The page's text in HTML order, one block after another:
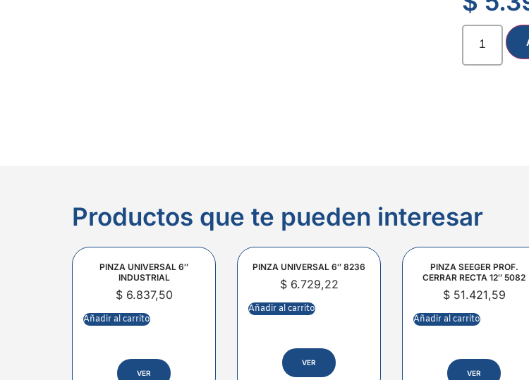
Productos que te pueden interesar
PINZA UNIVERSAL 6″
INDUSTRIAL
$6.837,50
Añadir al carrito
VER
PINZA UNIVERSAL 6″ 8236
$6.729,22
Añadir al carrito
VER
PINZA SEEGER PROF.
CERRAR RECTA 12″ 5082
$51.421,59
Añadir al carrito
VER